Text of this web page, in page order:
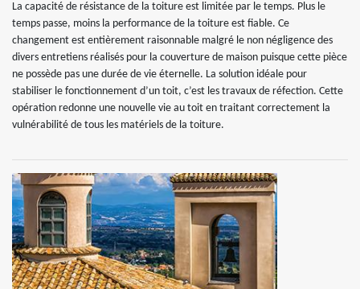
La capacité de résistance de la toiture est limitée par le temps. Plus le
temps passe, moins la performance de la toiture est fiable. Ce
changement est entièrement raisonnable malgré le non négligence des
divers entretiens réalisés pour la couverture de maison puisque cette pièce
ne possède pas une durée de vie éternelle. La solution idéale pour
stabiliser le fonctionnement d’un toit, c’est les travaux de réfection. Cette
opération redonne une nouvelle vie au toit en traitant correctement la
vulnérabilité de tous les matériels de la toiture.